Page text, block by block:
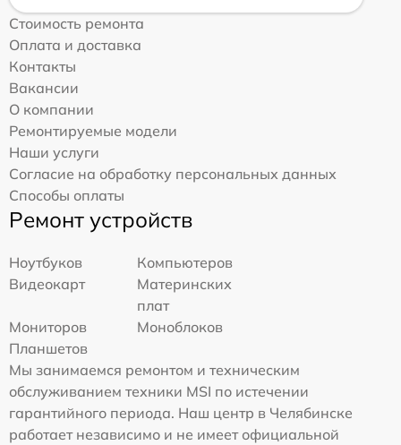
Стоимость ремонта
Оплата и доставка
Контакты
Вакансии
О компании
Ремонтируемые модели
Наши услуги
Согласие на обработку персональных данных
Способы оплаты
Ремонт устройств
Ноутбуков
Компьютеров
Видеокарт
Материнских
плат
Мониторов
Моноблоков
Планшетов
Мы занимаемся ремонтом и техническим
обслуживанием техники MSI по истечении
гарантийного периода. Наш центр в Челябинске
работает независимо и не имеет официальной